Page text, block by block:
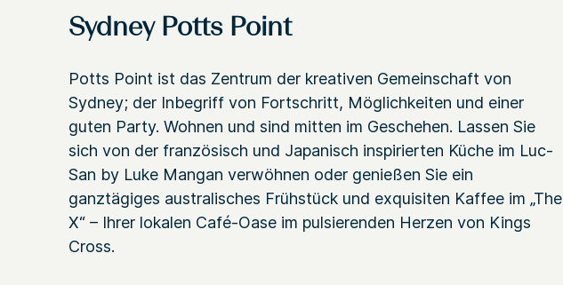
Sydney Potts Point
Potts Point ist das Zentrum der kreativen Gemeinschaft von
Sydney; der Inbegriff von Fortschritt, Möglichkeiten und einer
guten Party. Wohnen und sind mitten im Geschehen. Lassen Sie
sich von der französisch und Japanisch inspirierten Küche im Luc-
San by Luke Mangan verwöhnen oder genießen Sie ein
ganztägiges australisches Frühstück und exquisiten Kaffee im „The
X“ – Ihrer lokalen Café-Oase im pulsierenden Herzen von Kings
Cross.